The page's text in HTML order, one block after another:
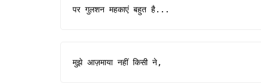
पर गुलशन महकाएं बहुत है...
मुझे आज़माया नहीं किसी ने,